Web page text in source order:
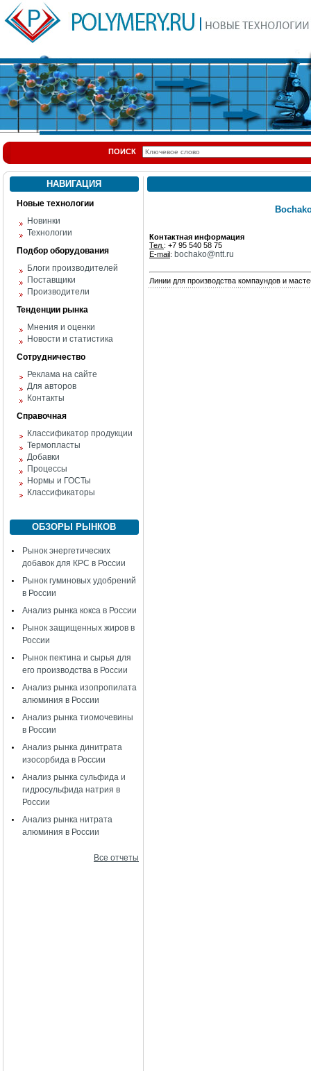
ПОИСК
НАВИГАЦИЯ
Новые технологии
Новинки
Технологии
Подбор оборудования
Блоги производителей
Поставщики
Производители
Тенденции рынка
Мнения и оценки
Новости и статистика
Сотрудничество
Реклама на сайте
Для авторов
Контакты
Справочная
Классификатор продукции
Термопласты
Добавки
Процессы
Нормы и ГОСТы
Классификаторы
ОБЗОРЫ РЫНКОВ
Рынок энергетических
добавок для КРС в России
Рынок гуминовых удобрений
в России
Анализ рынка кокса в России
Рынок защищенных жиров в
России
Рынок пектина и сырья для
его производства в России
Анализ рынка изопропилата
алюминия в России
Анализ рынка тиомочевины
в России
Анализ рынка динитрата
изосорбида в России
Анализ рынка сульфида и
гидросульфида натрия в
России
Анализ рынка нитрата
алюминия в России
Все отчеты
Контактная информация
Тел. : +7 95 540 58 75
E-mail: bochako@ntt.ru
Линии для производства компаундов и